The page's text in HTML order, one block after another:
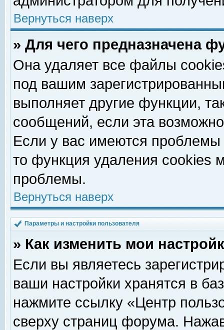
Вернуться наверх
» Для чего предназначена
Она удаляет все файлы
под вашим
выполняет другие функции,
сообщений, если эта
Если у вас имеются
то функция удаления cookies
проблемы.
Вернуться наверх
Параметры и настройки пользователя
» Как изменить мои
Если вы являетесь
ваши настройки хранятся в
нажмите ссылку «Центр
сверху страниц форума.